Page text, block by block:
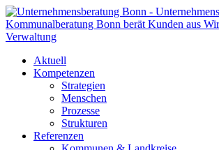
Aktuell
Kompetenzen
Strategien
Menschen
Prozesse
Strukturen
Referenzen